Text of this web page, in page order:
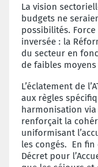
La vision
budgets ne
possibilités.
inversée : la
du secteur en
de faibles
L’éclatement de
aux règles
harmonisation
renforçait la
uniformisant
les congés. En
Décret pour